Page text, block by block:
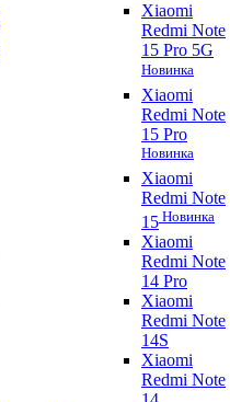
Xiaomi
Redmi Note
15 Pro 5G
Новинка
Xiaomi
Redmi Note
15 Pro
Новинка
Xiaomi
Redmi Note
15 Новинка
Xiaomi
Redmi Note
14 Pro
Xiaomi
Redmi Note
14S
Xiaomi
Redmi Note